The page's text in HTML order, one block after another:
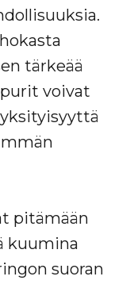
tärkeää
voivat
yksityisyyttä
pitämään
kuumina
suoran